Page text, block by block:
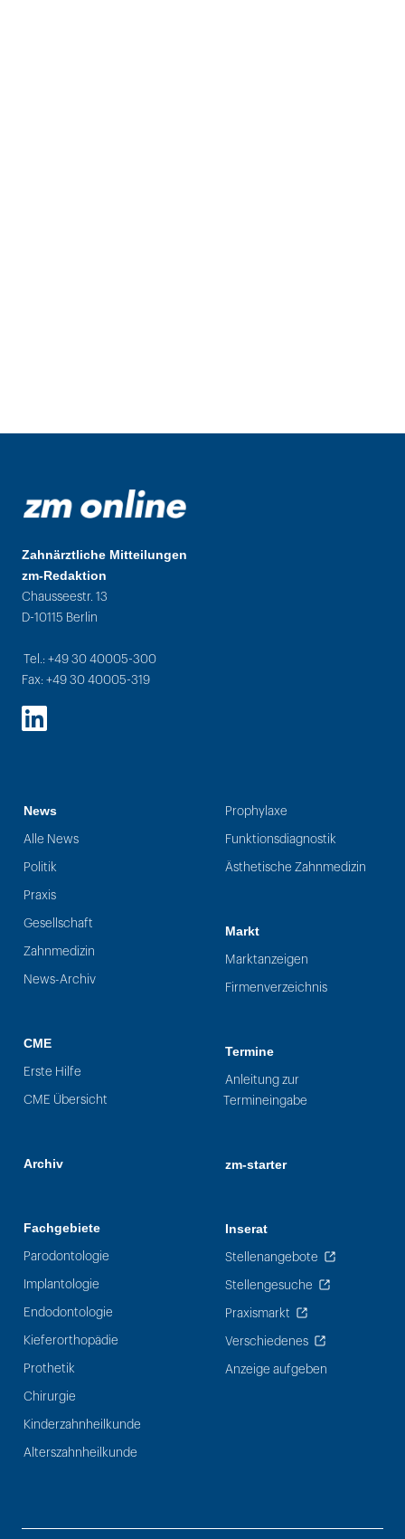
Zahnärztliche Mitteilungen
zm-Redaktion
Chausseestr. 13
D-10115 Berlin
Tel.: +49 30 40005-300
Fax: +49 30 40005-319
LinkedIn
News
Alle News
Politik
Praxis
Gesellschaft
Zahnmedizin
News-Archiv
CME
Erste Hilfe
CME Übersicht
Archiv
Fachgebiete
Parodontologie
Implantologie
Endodontologie
Kieferorthopädie
Prothetik
Chirurgie
Kinderzahnheilkunde
Alterszahnheilkunde
Prophylaxe
Funktionsdiagnostik
Ästhetische Zahnmedizin
Markt
Marktanzeigen
Firmenverzeichnis
Termine
Anleitung zur
Termineingabe
zm-starter
Inserat
Stellenangebote
Stellengesuche
Praxismarkt
Verschiedenes
Anzeige aufgeben